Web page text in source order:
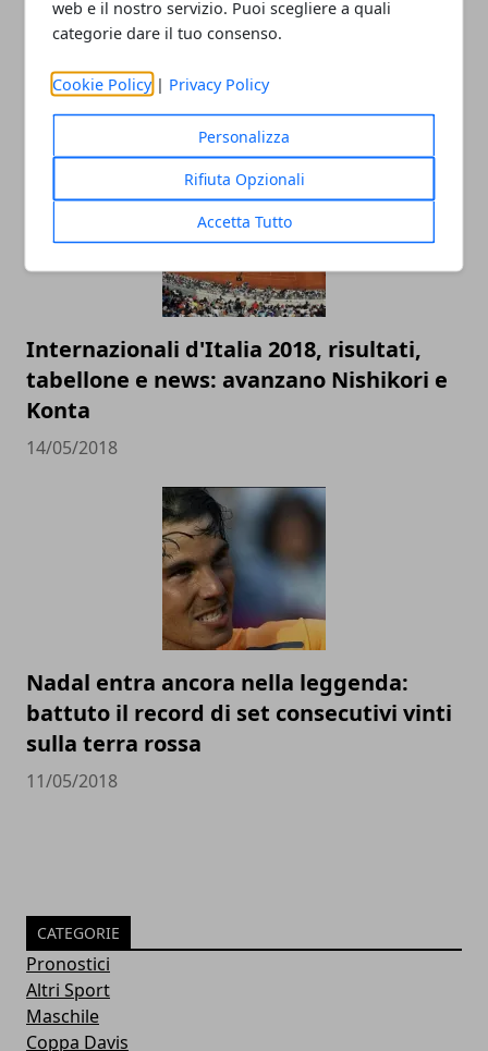
web e il nostro servizio. Puoi scegliere a quali
categorie dare il tuo consenso.
Cookie Policy | Privacy Policy
Personalizza
Rifiuta Opzionali
Accetta Tutto
Racchette da tennis: quanto incidono
sul gioco del principiante
10/12/2018
Internazionali d'Italia 2018, risultati,
tabellone e news: avanzano Nishikori e
Konta
14/05/2018
Nadal entra ancora nella leggenda:
battuto il record di set consecutivi vinti
sulla terra rossa
11/05/2018
CATEGORIE
Pronostici
Altri Sport
Maschile
Coppa Davis